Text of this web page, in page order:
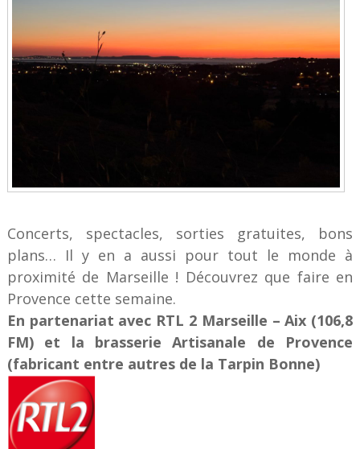
Concerts, spectacles, sorties gratuites, bons
plans… Il y en a aussi pour tout le monde à
proximité de Marseille ! Découvrez que faire en
Provence cette semaine.
En partenariat avec RTL 2 Marseille – Aix (106,8
FM) et la brasserie Artisanale de Provence
(fabricant entre autres de la Tarpin Bonne)